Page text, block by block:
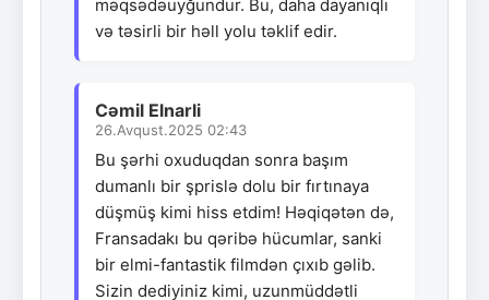
məqsədəuyğundur. Bu, daha dayanıqlı
və təsirli bir həll yolu təklif edir.
Cəmil Elnarli
26.Avqust.2025 02:43
Bu şərhi oxuduqdan sonra başım
dumanlı bir şprislə dolu bir fırtınaya
düşmüş kimi hiss etdim! Həqiqətən də,
Fransadakı bu qəribə hücumlar, sanki
bir elmi-fantastik filmdən çıxıb gəlib.
Sizin dediyiniz kimi, uzunmüddətli